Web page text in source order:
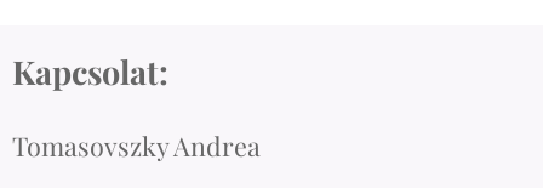
Kapcsolat:
Tomasovszky Andrea